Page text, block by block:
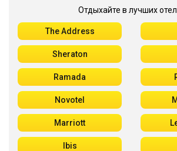
Отдыхайте в лучших
The Address
Sheraton
Ramada
Novotel
Marriott
Ibis